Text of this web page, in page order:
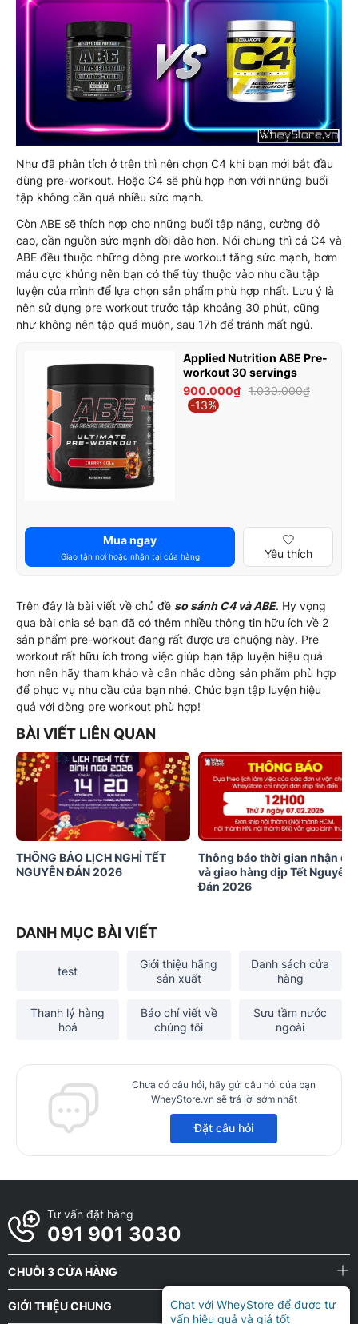
Như đã phân tích ở trên thì nên chọn C4 khi bạn mới bắt đầu
dùng pre-workout. Hoặc C4 sẽ phù hợp hơn với những buổi
tập không cần quá nhiều sức mạnh.
Còn ABE sẽ thích hợp cho những buổi tập nặng, cường độ
cao, cần nguồn sức mạnh dồi dào hơn. Nói chung thì cả C4 và
ABE đều thuộc những dòng pre workout tăng sức mạnh, bơm
máu cực khủng nên bạn có thể tùy thuộc vào nhu cầu tập
luyện của mình để lựa chọn sản phẩm phù hợp nhất. Lưu ý là
nên sử dụng pre workout trước tập khoảng 30 phút, cũng
như không nên tập quá muộn, sau 17h để tránh mất ngủ.
Applied Nutrition ABE Pre-
workout 30 servings
900.000₫ 1.030.000₫
-13%
Mua ngay
Giao tận nơi hoặc nhận tại cửa hàng Yêu thích
Trên đây là bài viết về chủ đề so sánh C4 và ABE. Hy vọng
qua bài chia sẻ bạn đã có thêm nhiều thông tin hữu ích về 2
sản phẩm pre-workout đang rất được ưa chuộng này. Pre
workout rất hữu ích trong việc giúp bạn tập luyện hiệu quả
hơn nên hãy tham khảo và cân nhắc dòng sản phẩm phù hợp
để phục vụ nhu cầu của bạn nhé. Chúc bạn tập luyện hiệu
quả với dòng pre workout phù hợp!
BÀI VIẾT LIÊN QUAN
THÔNG BÁO LỊCH NGHỈ TẾT
NGUYÊN ĐÁN 2026
Thông báo thời gian nhận
và giao hàng dịp Tết Nguyên
Đán 2026
DANH MỤC BÀI VIẾT
test
Giới thiệu hãng
sản xuất
Danh sách cửa
hàng
Thanh lý hàng
hoá
Báo chí viết về
chúng tôi
Sưu tầm nước
ngoài
Chưa có câu hỏi, hãy gửi câu hỏi của bạn
WheyStore.vn sẽ trả lời sớm nhất
Đặt câu hỏi
Tư vấn đặt hàng
091 901 3030
CHUỖI 3 CỬA HÀNG
GIỚI THIỆU CHUNG
Chat với WheyStore để được tư
vấn hiệu quả và giá tốt